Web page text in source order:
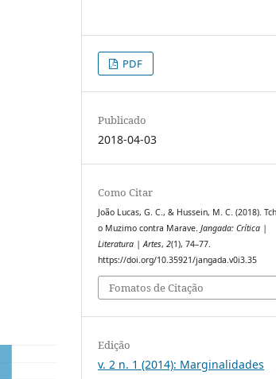
PDF
Publicado
2018-04-03
Como Citar
João Lucas, G. C., & Hussein, M. C. (2018).
o Muzimo contra Marave.Jangada: Crítica |
Literatura | Artes,2(1), 74–77.
https://doi.org/10.35921/jangada.v0i3.35
Fomatos de Citação
Edição
v. 2 n. 1 (2014): Marginalidades